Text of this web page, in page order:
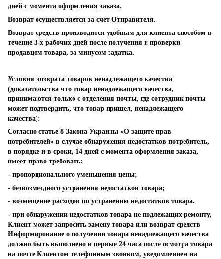
дней с момента оформления заказа.
Возврат осуществляется за счет Отправителя.
Возврат средств производится удобным для клиента способом в
течение 3-х рабочих дней после получения и проверки
продавцом товара, за минусом задатка.
Условия возврата товаров ненадлежащего качества
(доказательства что товар ненадлежащего качества,
принимаются только с отделения почты, где сотрудник почты
может подтвердить, что товар пришел, ненадлежащего
качества):
Согласно статье 8 Закона Украины «О защите прав
потребителей» в случае обнаружения недостатков потребитель,
в порядке и в сроки, 14 дней с момента оформления заказа,
имеет право требовать:
- пропорционального уменьшения цены;
- безвозмездного устранения недостатков товара;
- возмещение расходов по устранению недостатков товара.
- при обнаружении недостатков товара не подлежащих ремонту,
Клиент может запросить замену товара или возврат средств
Информирование о получении товара ненадлежащего качества
должно быть выполнено в первые 24 часа после осмотра товара
на почте Клиентом телефонным звонком, уведомлением на